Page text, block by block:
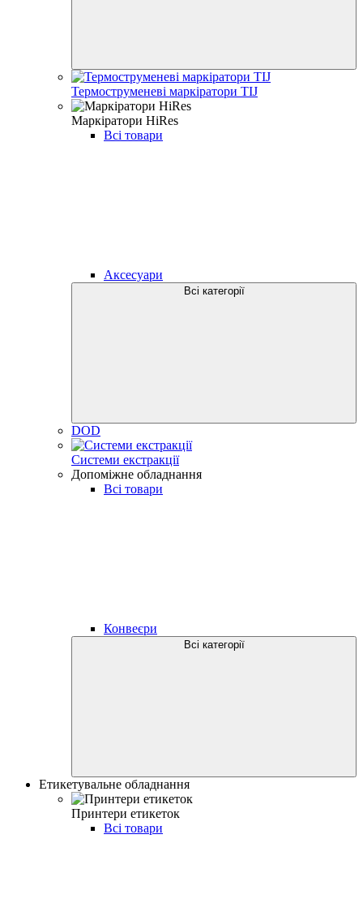
Термоструменеві маркіратори TIJ
Маркіратори HiRes
Всі товари
Аксесуари
Всі категорії
DOD
Системи екстракції
Допоміжне обладнання
Всі товари
Конвеєри
Всі категорії
Етикетувальне обладнання
Принтери етикеток
Всі товари